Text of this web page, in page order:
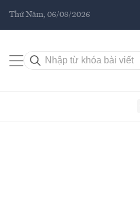
Thứ Năm, 06/08/2026